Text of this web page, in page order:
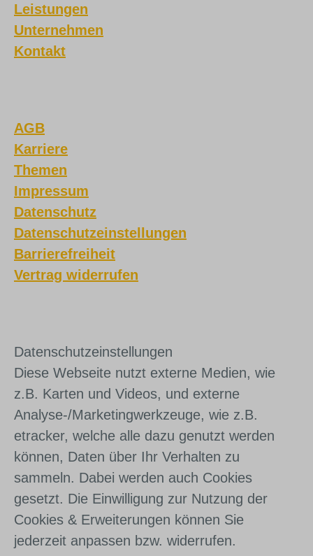
Leistungen
Unternehmen
Kontakt
AGB
Karriere
Themen
Impressum
Datenschutz
Datenschutzeinstellungen
Barrierefreiheit
Vertrag widerrufen
Daten­schutz­ein­stel­lun­gen
Diese Webseite nutzt externe Medien, wie
z.B. Karten und Videos, und externe
Analyse-/Marketingwerkzeuge, wie z.B.
etracker, welche alle dazu genutzt werden
können, Daten über Ihr Verhalten zu
sammeln. Dabei werden auch Cookies
gesetzt. Die Einwilligung zur Nutzung der
Cookies & Erweiterungen können Sie
jederzeit anpassen bzw. widerrufen.